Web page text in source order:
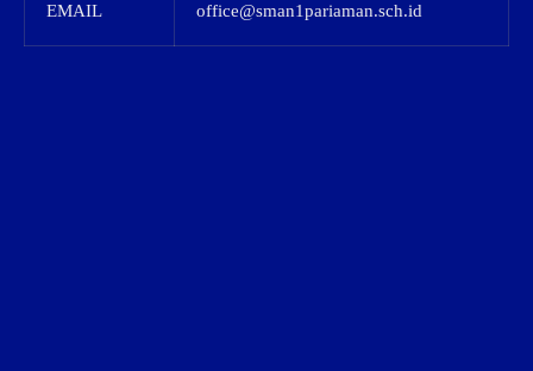
EMAIL office@sman1pariaman.sch.id